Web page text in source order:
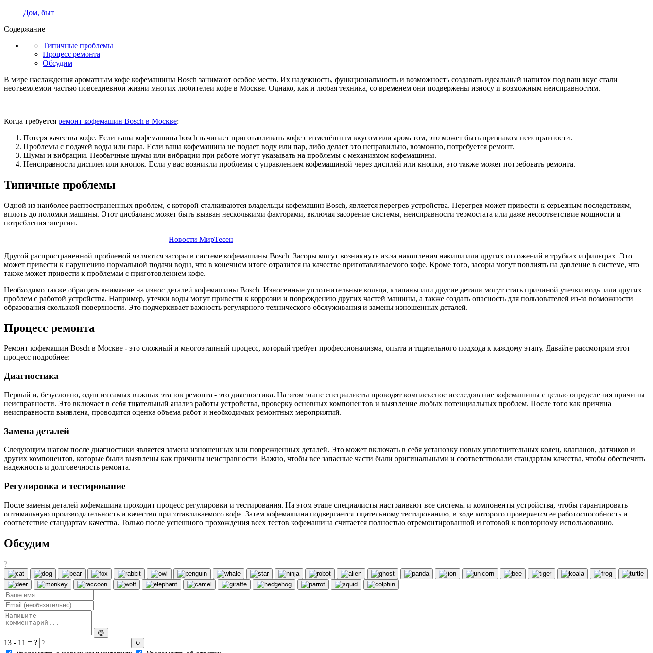
Дом, быт
Содержание
Типичные проблемы
Процесс ремонта
Обсудим
В мире наслаждения ароматным кофе кофемашины Bosch занимают особое место. Их надежность, функциональность и возможность создавать идеальный напиток под ваш вкус стали
неотъемлемой частью повседневной жизни многих любителей кофе в Москве. Однако, как и любая техника, со временем они подвержены износу и возможным неисправностям.
Когда требуется ремонт кофемашин Bosch в Москве:
Потеря качества кофе. Если ваша кофемашина bosch начинает приготавливать кофе с изменённым вкусом или ароматом, это может быть признаком неисправности.
Проблемы с подачей воды или пара. Если ваша кофемашина не подает воду или пар, либо делает это неправильно, возможно, потребуется ремонт.
Шумы и вибрации. Необычные шумы или вибрации при работе могут указывать на проблемы с механизмом кофемашины.
Неисправности дисплея или кнопок. Если у вас возникли проблемы с управлением кофемашиной через дисплей или кнопки, это также может потребовать ремонта.
Типичные проблемы
Одной из наиболее распространенных проблем, с которой сталкиваются владельцы кофемашин Bosch, является перегрев устройства. Перегрев может привести к серьезным последствиям,
вплоть до поломки машины. Этот дисбаланс может быть вызван несколькими факторами, включая засорение системы, неисправности термостата или даже несоответствие мощности и
потребления энергии.
Новости МирТесен
Другой распространенной проблемой являются засоры в системе кофемашины Bosch. Засоры могут возникнуть из-за накопления накипи или других отложений в трубках и фильтрах. Это
может привести к нарушению нормальной подачи воды, что в конечном итоге отразится на качестве приготавливаемого кофе. Кроме того, засоры могут повлиять на давление в системе, что
также может привести к проблемам с приготовлением кофе.
Необходимо также обращать внимание на износ деталей кофемашины Bosch. Износенные уплотнительные кольца, клапаны или другие детали могут стать причиной утечки воды или других
проблем с работой устройства. Например, утечки воды могут привести к коррозии и повреждению других частей машины, а также создать опасность для пользователей из-за возможности
образования скользкой поверхности. Это подчеркивает важность регулярного технического обслуживания и замены изношенных деталей.
Процесс ремонта
Ремонт кофемашин Bosch в Москве - это сложный и многоэтапный процесс, который требует профессионализма, опыта и тщательного подхода к каждому этапу. Давайте рассмотрим этот
процесс подробнее:
Диагностика
Первый и, безусловно, один из самых важных этапов ремонта - это диагностика. На этом этапе специалисты проводят комплексное исследование кофемашины с целью определения причины
неисправности. Это включает в себя тщательный анализ работы устройства, проверку основных компонентов и выявление любых потенциальных проблем. После того как причина
неисправности выявлена, проводится оценка объема работ и необходимых ремонтных мероприятий.
Замена деталей
Следующим шагом после диагностики является замена изношенных или поврежденных деталей. Это может включать в себя установку новых уплотнительных колец, клапанов, датчиков и
других компонентов, которые были выявлены как причины неисправности. Важно, чтобы все запасные части были оригинальными и соответствовали стандартам качества, чтобы обеспечить
надежность и долговечность ремонта.
Регулировка и тестирование
После замены деталей кофемашина проходит процесс регулировки и тестирования. На этом этапе специалисты настраивают все системы и компоненты устройства, чтобы гарантировать
оптимальную производительность и качество приготавливаемого кофе. Затем кофемашина подвергается тщательному тестированию, в ходе которого проверяется ее работоспособность и
соответствие стандартам качества. Только после успешного прохождения всех тестов кофемашина считается полностью отремонтированной и готовой к повторному использованию.
Обсудим
?
😊
13 - 11 = ? ↻